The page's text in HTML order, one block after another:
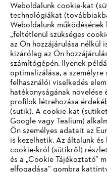
Termelési hálózat
Információk a beszállítók
Termékek
Kapcsolat
Karrier
Bejelentő rendszer
Weboldalunk cookie-kat
technológiákat
Weboldalunk
„feltétlenül szükséges
az Ön hozzájárulása nélkül
kizárólag az Ön
számítógépén. Ilyenek
optimalizálása, a
felhasználói viselkedés
hatékonyságának növelése
profilok létrehozása
(sütik). A cookie-kat
Google vagy Tealium)
Ön személyes adatait az
is kezelhetik. Az általunk
cookie-król (sütikről)
és a „Cookie Tájékoztató”
elfogadása” gombra